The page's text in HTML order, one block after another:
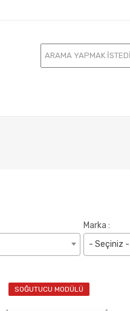
Marka :
- Seçiniz -
SOĞUTUCU MODÜLÜ